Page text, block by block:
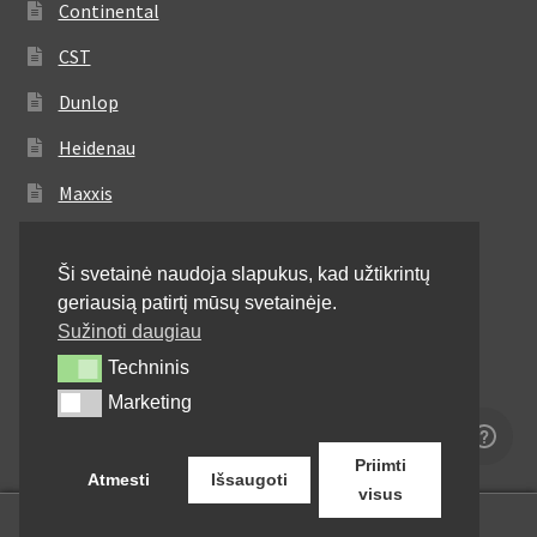
Continental
CST
Dunlop
Heidenau
Maxxis
Michelin
Mitas
Pirelli
Shinko
Ši svetainė naudoja slapukus, kad užtikrintų
geriausią patirtį mūsų svetainėje.
Sužinoti daugiau
TechninisTechninis
MarketingMarketing
Atmesti Išsaugoti
Priimti
visus